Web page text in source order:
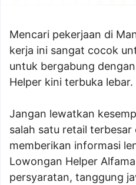
Mencari pekerjaan di
kerja ini sangat cocok
untuk bergabung
Helper kini terbuka
Jangan lewatkan
salah satu retail
memberikan informasi
Lowongan Helper
persyaratan, tanggung